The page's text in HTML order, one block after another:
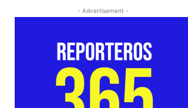
- Advertisement -